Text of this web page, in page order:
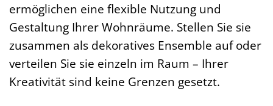
ermöglichen eine flexible Nutzung und
Gestaltung Ihrer Wohnräume. Stellen Sie sie
zusammen als dekoratives Ensemble auf oder
verteilen Sie sie einzeln im Raum – Ihrer
Kreativität sind keine Grenzen gesetzt.